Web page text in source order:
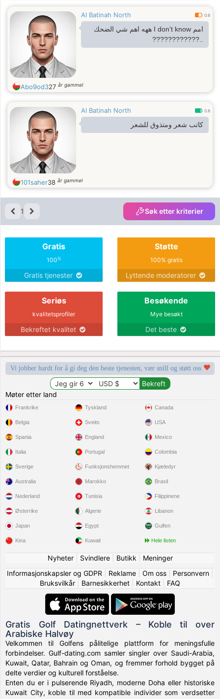
Al Batinah North 0.6
امم I don’t know ههه اهم شي الضحك
..????????????
Abo9od327 år gammel
Al Batinah North 0.8
كاتب شعر ومتذوق للشعر
101saher38 år gammel
1 Søk etter kriterier
Gratis
100%
Gratis tjenester
Støtte
100% gratis
Lyttende moderatorer
Seriøs
kvalitetsprofiler
Bekreftet kvalitet
Besøkende
Mye besøkt
Det beste
Vi jobber hardt for å gi deg den beste tjenesten, vær snill og støtt oss
Møter etter land
Frankrike
Belgia
Spania
Italia
Sverige
Tyskland
Sveits
England
Portugal
Funksjonshemmet
Canada
USA
Mexico
Colombia
Kjæledyr
Australia
Nederland
Østerrike
Japan
Kina
Marokko
Tunisia
Algerie
Egypt
Kuwait
Brasil
Filippinene
Libanon
Gulfen
Hele listen
Nyheter| Svindlere| Butikk
Meninger
Informasjonskapsler og GDPR
Reklame| Om oss| Personvern|
Bruksvilkår
Barnesikkerhet Kontakt FAQ
Gratis Golf Datingnettverk – Koble til over
Arabiske Halvøy
Velkommen til Golfens pålitelige plattform for meningsfulle
forbindelser. Gulf-dating.com samler singler over Saudi-Arabia,
Kuwait, Qatar, Bahrain og Oman, og fremmer forhold bygget på
delte verdier og kulturell forståelse.
Enten du er i pulserende Riyadh, moderne Doha eller historiske
Kuwait City, koble til med kompatible individer som verdsetter